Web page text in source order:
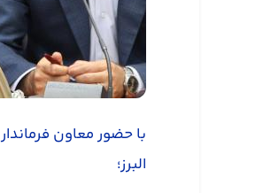
با حضور معاون فرماندار
البرز؛